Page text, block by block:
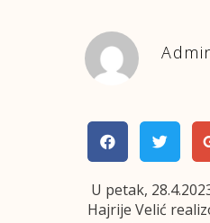
U petak,
Hajrije Velić